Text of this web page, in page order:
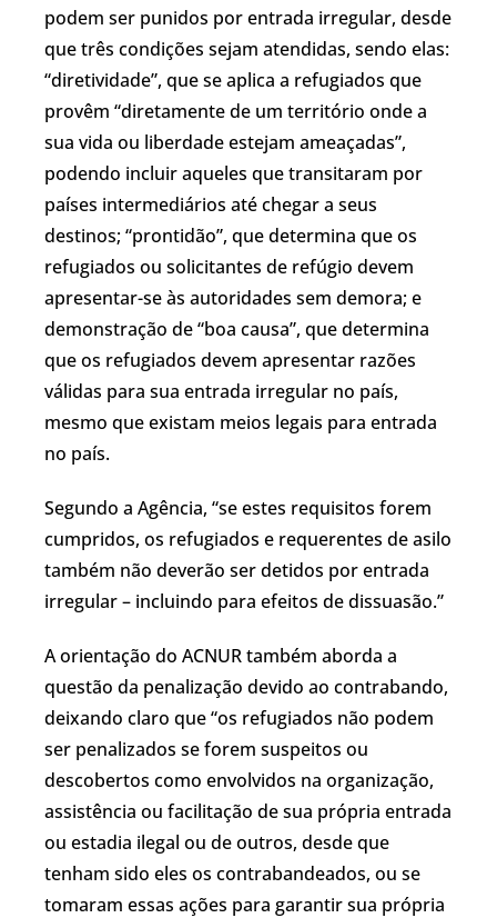
podem ser punidos por entrada irregular, desde
que três condições sejam atendidas, sendo elas:
“diretividade”, que se aplica a refugiados que
provêm “diretamente de um território onde a
sua vida ou liberdade estejam ameaçadas”,
podendo incluir aqueles que transitaram por
países intermediários até chegar a seus
destinos; “prontidão”, que determina que os
refugiados ou solicitantes de refúgio devem
apresentar-se às autoridades sem demora; e
demonstração de “boa causa”, que determina
que os refugiados devem apresentar razões
válidas para sua entrada irregular no país,
mesmo que existam meios legais para entrada
no país.
Segundo a Agência, “se estes requisitos forem
cumpridos, os refugiados e requerentes de asilo
também não deverão ser detidos por entrada
irregular – incluindo para efeitos de dissuasão.”
A orientação do ACNUR também aborda a
questão da penalização devido ao contrabando,
deixando claro que “os refugiados não podem
ser penalizados se forem suspeitos ou
descobertos como envolvidos na organização,
assistência ou facilitação de sua própria entrada
ou estadia ilegal ou de outros, desde que
tenham sido eles os contrabandeados, ou se
tomaram essas ações para garantir sua própria